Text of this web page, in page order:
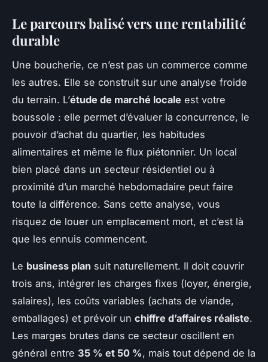
Le parcours balisé vers une rentabilité
durable
Une boucherie, ce n’est pas un commerce comme
les autres. Elle se construit sur une analyse froide
du terrain. L’étude de marché locale est votre
boussole : elle permet d’évaluer la concurrence, le
pouvoir d’achat du quartier, les habitudes
alimentaires et même le flux piétonnier. Un local
bien placé dans un secteur résidentiel ou à
proximité d’un marché hebdomadaire peut faire
toute la différence. Sans cette analyse, vous
risquez de louer un emplacement mort, et c’est là
que les ennuis commencent.
Le business plan suit naturellement. Il doit couvrir
trois ans, intégrer les charges fixes (loyer, énergie,
salaires), les coûts variables (achats de viande,
emballages) et prévoir un chiffre d’affaires réaliste.
Les marges brutes dans ce secteur oscillent en
général entre 35 % et 50 %, mais tout dépend de la